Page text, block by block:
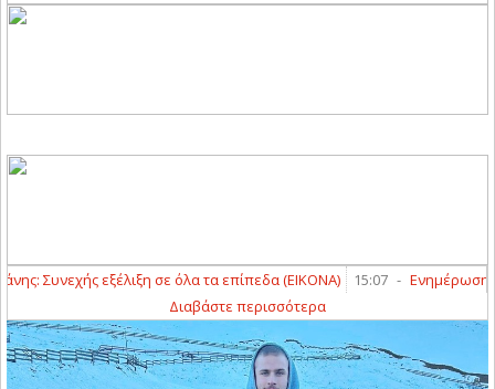
Συνεχής εξέλιξη σε όλα τα επίπεδα (ΕΙΚΟΝΑ) 15:07 - Ενημέρωση για
Διαβάστε περισσότερα